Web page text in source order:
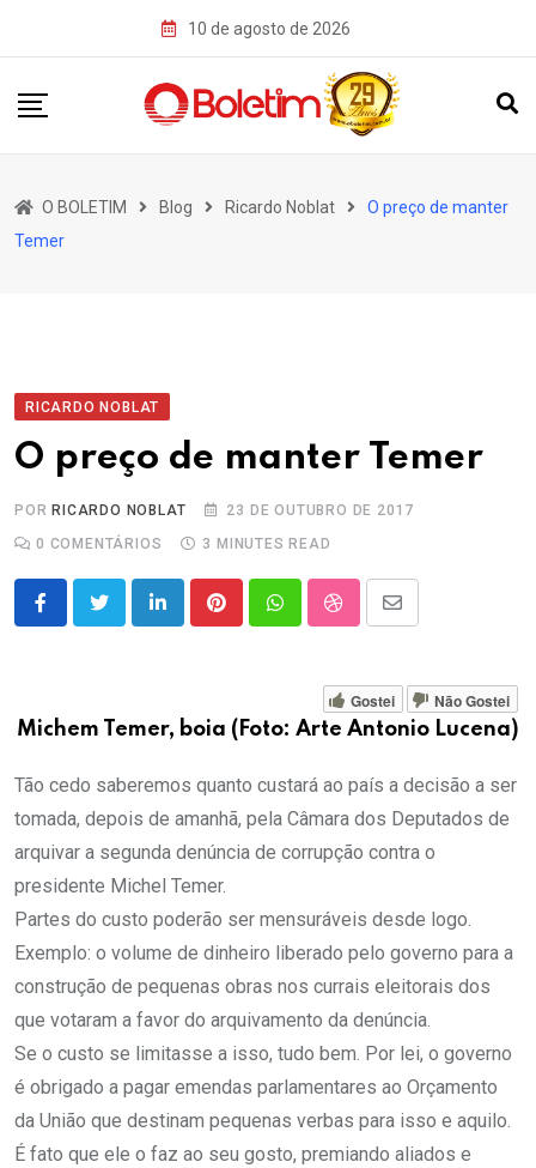
10 de agosto de 2026
O BOLETIM Blog Ricardo Noblat
O preço de manter
Temer
RICARDO NOBLAT
O preço de manter Temer
POR RICARDO NOBLAT
23 DE OUTUBRO DE 2017
0 COMENTÁRIOS 3 MINUTES READ
LinkedInPinterestWhatsappStumbleUpon
Share
Email
Gostei
Não Gostei
Michem Temer, boia (Foto: Arte Antonio Lucena)
Tão cedo saberemos quanto custará ao país a decisão a ser
tomada, depois de amanhã, pela Câmara dos Deputados de
arquivar a segunda denúncia de corrupção contra o
presidente Michel Temer.
Partes do custo poderão ser mensuráveis desde logo.
Exemplo: o volume de dinheiro liberado pelo governo para a
construção de pequenas obras nos currais eleitorais dos
que votaram a favor do arquivamento da denúncia.
Se o custo se limitasse a isso, tudo bem. Por lei, o governo
é obrigado a pagar emendas parlamentares ao Orçamento
da União que destinam pequenas verbas para isso e aquilo.
É fato que ele o faz ao seu gosto, premiando aliados e